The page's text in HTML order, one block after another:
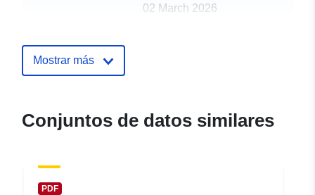
02 March 2026
uriRef:
Mostrar más
Conjuntos de datos similares
PDF